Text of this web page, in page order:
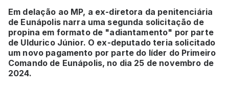
Em delação ao MP, a ex-diretora da penitenciária
de Eunápolis narra uma segunda solicitação de
propina em formato de "adiantamento" por parte
de Uldurico Júnior. O ex-deputado teria solicitado
um novo pagamento por parte do líder do Primeiro
Comando de Eunápolis, no dia 25 de novembro de
2024.